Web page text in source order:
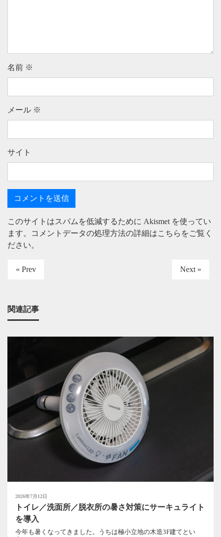
名前 ※
メール ※
サイト
このサイトはスパムを低減するために Akismet を使ってい
ます。
コメントデータの処理方法の詳細はこちらをご覧く
ださい。
« Prev Next »
関連記事
2026年7月12日
トイレ／洗面所／脱衣所の暑さ対策にサーキュライト
を導入
今年も暑くなってきました。うちは極小立地の木造3F建てとい